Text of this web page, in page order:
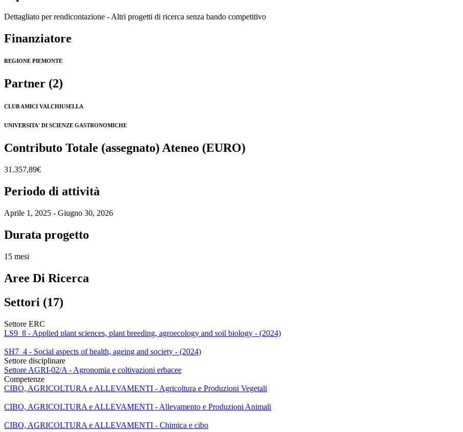
Dettagliato per rendicontazione - Altri progetti di ricerca senza bando competitivo
Finanziatore
REGIONE PIEMONTE
Partner (2)
CLUB AMICI VALCHIUSELLA
UNIVERSITA' DI SCIENZE GASTRONOMICHE
Contributo Totale (assegnato) Ateneo (EURO)
31.357,89€
Periodo di attività
Aprile 1, 2025 - Giugno 30, 2026
Durata progetto
15 mesi
Aree Di Ricerca
Settori (17)
Settore ERC
LS9_8 - Applied plant sciences, plant breeding, agroecology and soil biology - (2024)
SH7_4 - Social aspects of health, ageing and society - (2024)
Settore disciplinare
Settore AGRI-02/A - Agronomia e coltivazioni erbacee
Competenze
CIBO, AGRICOLTURA e ALLEVAMENTI - Agricoltura e Produzioni Vegetali
CIBO, AGRICOLTURA e ALLEVAMENTI - Allevamento e Produzioni Animali
CIBO, AGRICOLTURA e ALLEVAMENTI - Chimica e cibo